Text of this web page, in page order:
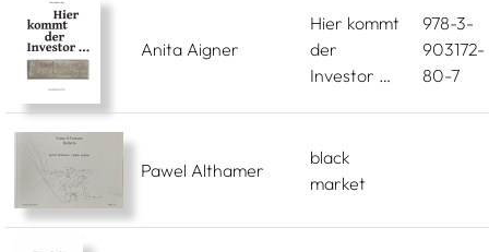
Anita Aigner
Hier kommt
der
Investor …
978-3-
903172-
80-7
Pawel Althamer
black
market